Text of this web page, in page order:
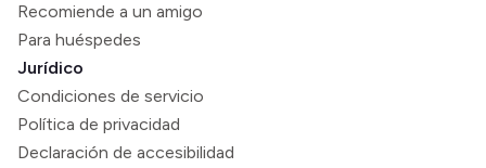
Recomiende a un amigo
Para huéspedes
Jurídico
Condiciones de servicio
Política de privacidad
Declaración de accesibilidad